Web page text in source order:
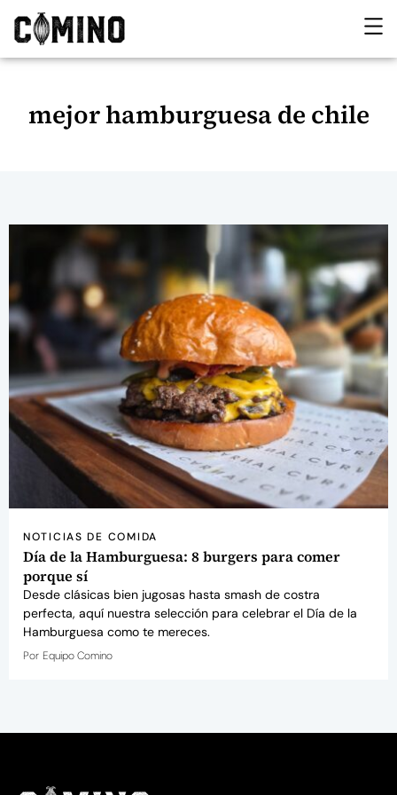
mejor hamburguesa de chile
NOTICIAS DE COMIDA
Día de la Hamburguesa: 8 burgers para comer
porque sí
Desde clásicas bien jugosas hasta smash de costra
perfecta, aquí nuestra selección para celebrar el Día de la
Hamburguesa como te mereces.
Por Equipo Comino